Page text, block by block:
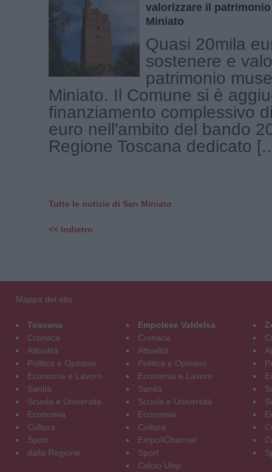
valorizzare il
Miniato
Quasi 20mila
sostenere e
patrimonio
Miniato. Il Comune si è
finanziamento complessivo
euro nell'ambito del bando
Regione Toscana dedicato
Tutte le notizie di San Miniato
<< Indietro
Mappa del sito
Toscana
Cronaca
Attualità
Politica e Opinioni
Economia e Lavoro
Sanità
Scuola e Università
Economia
Cultura
Sport
dalla Regione
Empolese Valdelsa
Cronaca
Attualità
Politica e Opinioni
Economia e Lavoro
Sanità
Scuola e Università
Economia
Cultura
EmpoliChannel
Sport
Calcio Uisp